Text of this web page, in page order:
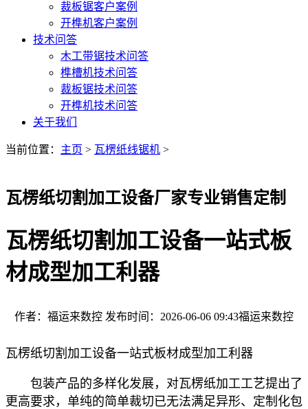
裁板锯客户案例
开榫机客户案例
技术问答
木工带锯技术问答
榫槽机技术问答
裁板锯技术问答
开榫机技术问答
关于我们
当前位置： 主页 > 瓦楞纸线锯机 >
瓦楞纸切割加工设备厂家专业销售定制
瓦楞纸切割加工设备一站式板
材成型加工利器
作者：福运来数控 发布时间：2026-06-06 09:43福运来数控
瓦楞纸切割加工设备一站式板材成型加工利器
包装产品的多样化发展，对瓦楞纸加工工艺提出了
更高要求，单纯的简单裁切已无法满足异形、定制化包